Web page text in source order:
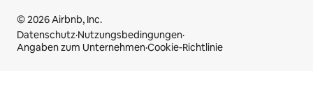
© 2026 Airbnb, Inc.
Datenschutz·Nutzungsbedingungen·
Angaben zum Unternehmen·Cookie-Richtlinie